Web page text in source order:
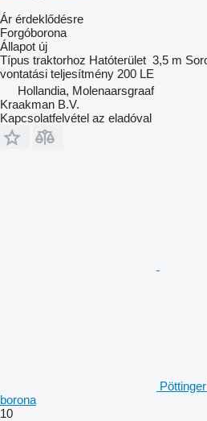
Ár érdeklődésre
Forgóborona
Állapot új
Típus traktorhoz Hatóterület 3,5 m
vontatási teljesítmény 200 LE
Hollandia, Molenaarsgraaf
Kraakman B.V.
Kapcsolatfelvétel az eladóval
borona
10